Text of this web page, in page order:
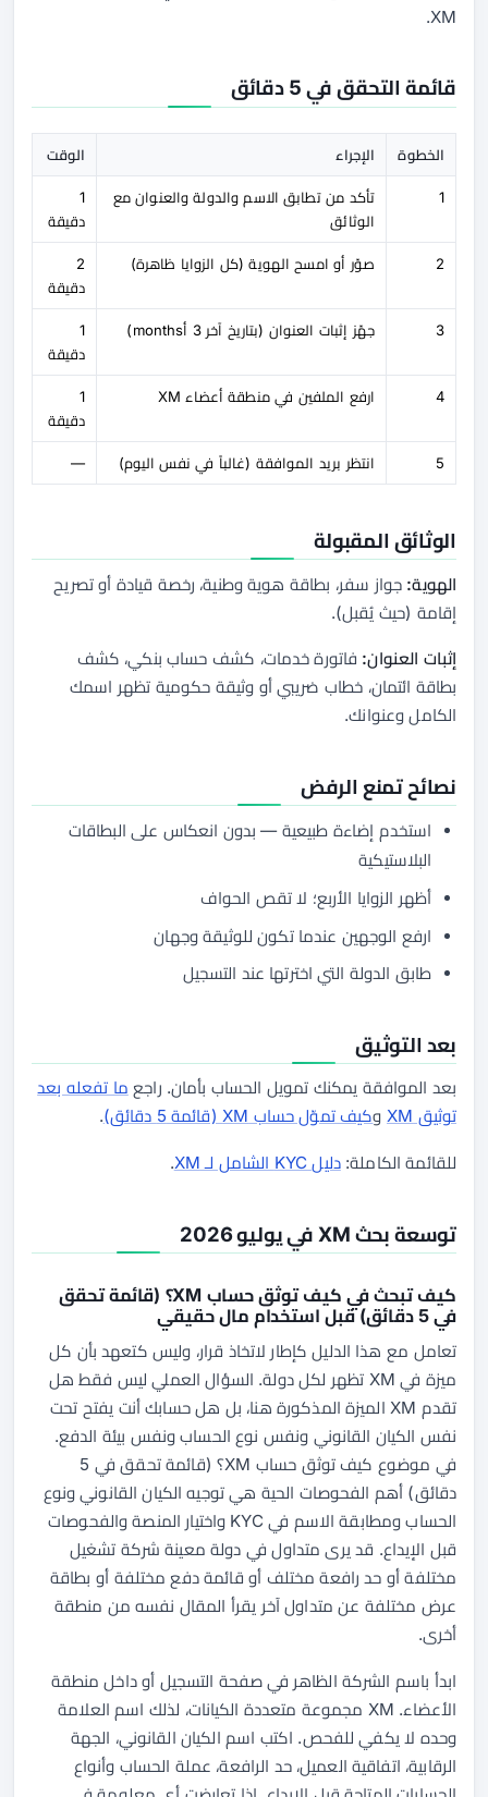
XM.
قائمة التحقق في 5 دقائق
الخطوة الإجراء الوقت
1
تأكد من تطابق الاسم والدولة والعنوان مع
الوثائق
1
دقيقة
2 صوّر أو امسح الهوية (كل الزوايا ظاهرة)
2
دقيقة
3 جهّز إثبات العنوان (بتاريخ آخر 3 أmonths)
1
دقيقة
4 ارفع الملفين في منطقة أعضاء XM
1
دقيقة
5 انتظر بريد الموافقة (غالباً في نفس اليوم) —
الوثائق المقبولة
الهوية: جواز سفر، بطاقة هوية وطنية، رخصة قيادة أو تصريح
إقامة (حيث يُقبل).
إثبات العنوان: فاتورة خدمات، كشف حساب بنكي، كشف
بطاقة ائتمان، خطاب ضريبي أو وثيقة حكومية تظهر اسمك
الكامل وعنوانك.
نصائح تمنع الرفض
استخدم إضاءة طبيعية — بدون انعكاس على البطاقات
البلاستيكية
أظهر الزوايا الأربع؛ لا تقص الحواف
ارفع الوجهين عندما تكون للوثيقة وجهان
طابق الدولة التي اخترتها عند التسجيل
بعد التوثيق
بعد الموافقة يمكنك تمويل الحساب بأمان. راجع ما تفعله بعد
توثيق XM
وكيف تموّل حساب XM (قائمة 5 دقائق) .
للقائمة الكاملة:دليل KYC الشامل لـ XM .
توسعة بحث XM في يوليو 2026
كيف تبحث في كيف توثق حساب XM؟ (قائمة تحقق
في 5 دقائق) قبل استخدام مال حقيقي
تعامل مع هذا الدليل كإطار لاتخاذ قرار، وليس كتعهد بأن كل
ميزة في XM تظهر لكل دولة. السؤال العملي ليس فقط هل
تقدم XM الميزة المذكورة هنا، بل هل حسابك أنت يفتح تحت
نفس الكيان القانوني ونفس نوع الحساب ونفس بيئة الدفع.
في موضوع كيف توثق حساب XM؟ (قائمة تحقق في 5
دقائق) أهم الفحوصات الحية هي توجيه الكيان القانوني ونوع
الحساب ومطابقة الاسم في KYC واختيار المنصة والفحوصات
قبل الإيداع. قد يرى متداول في دولة معينة شركة تشغيل
مختلفة أو حد رافعة مختلف أو قائمة دفع مختلفة أو بطاقة
عرض مختلفة عن متداول آخر يقرأ المقال نفسه من منطقة
أخرى.
ابدأ باسم الشركة الظاهر في صفحة التسجيل أو داخل منطقة
الأعضاء. XM مجموعة متعددة الكيانات، لذلك اسم العلامة
وحده لا يكفي للفحص. اكتب اسم الكيان القانوني، الجهة
الرقابية، اتفاقية العميل، حد الرافعة، عملة الحساب وأنواع